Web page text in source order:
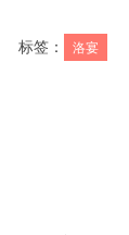
标签： 洛宴